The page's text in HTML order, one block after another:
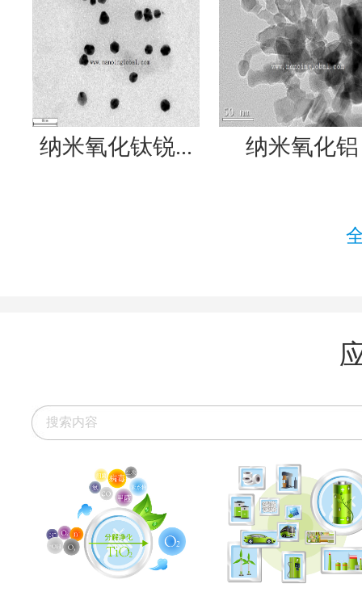
纳米氧化钛锐... 纳米氧化铝